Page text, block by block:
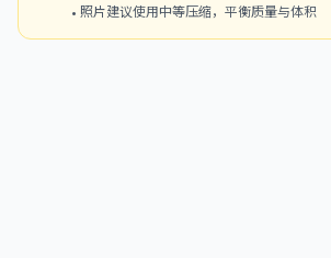
• 照片建议使用中等压缩，平衡质量与体积